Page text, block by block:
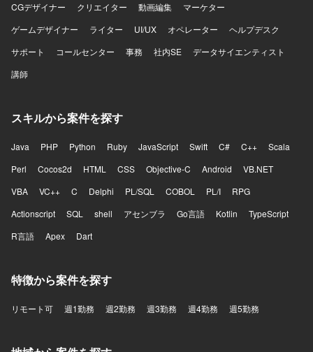
CGデザイナー
クリエイター 動画編集
マーケター
ゲームデザイナー
ライター UI/UX オペレーター
ヘルプデスク
サポート
コールセンター 事務 社内SE
データサイエンティスト
講師
スキルから案件を探す
Java PHP Python Ruby JavaScript Swift C# C++
Scala
Perl
Cocos2d HTML CSS Objective-C Android
VB.NET
VBA
VC++ C Delphi PL/SQL COBOL PL/I
RPG
Actionscript
SQL shell アセンブラ Go言語 Kotlin
TypeScript
R言語
Apex Dart
特徴から案件を探す
リモート可 週1勤務 週2勤務 週3勤務 週4勤務 週5勤務